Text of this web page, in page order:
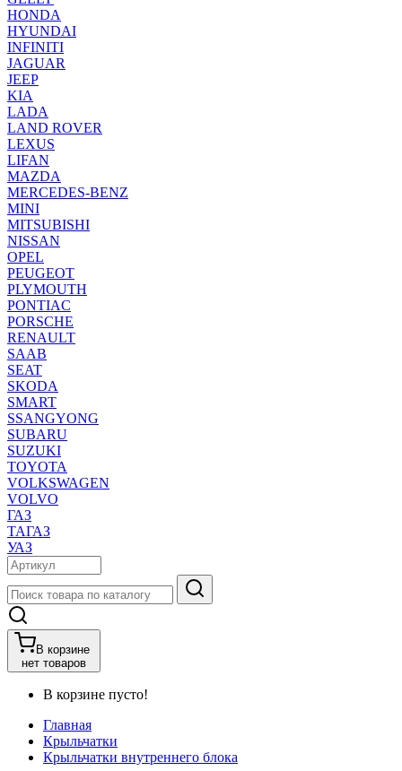
HONDA
HYUNDAI
INFINITI
JAGUAR
JEEP
KIA
LADA
LAND ROVER
LEXUS
LIFAN
MAZDA
MERCEDES-BENZ
MINI
MITSUBISHI
NISSAN
OPEL
PEUGEOT
PLYMOUTH
PONTIAC
PORSCHE
RENAULT
SAAB
SEAT
SKODA
SMART
SSANGYONG
SUBARU
SUZUKI
TOYOTA
VOLKSWAGEN
VOLVO
ГАЗ
ТАГАЗ
УАЗ
В корзине
нет товаров
В корзине пусто!
Главная
Крыльчатки
Крыльчатки внутреннего блока